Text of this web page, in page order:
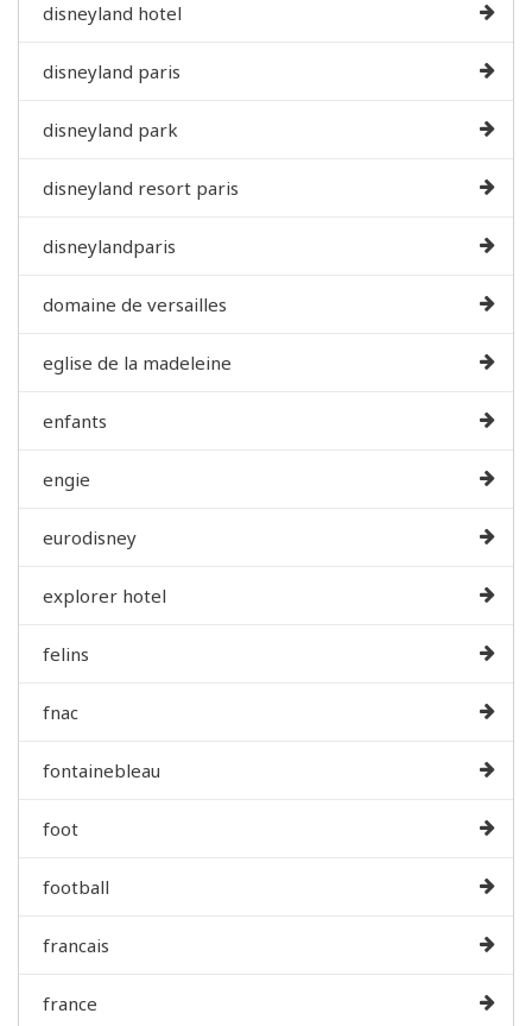
disneyland hotel
disneyland paris
disneyland park
disneyland resort paris
disneylandparis
domaine de versailles
eglise de la madeleine
enfants
engie
eurodisney
explorer hotel
felins
fnac
fontainebleau
foot
football
francais
france